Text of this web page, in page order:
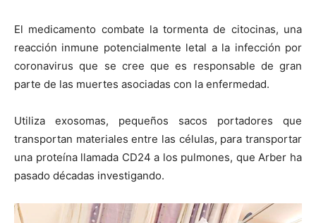
El medicamento combate la tormenta de citocinas, una
reacción inmune potencialmente letal a la infección por
coronavirus que se cree que es responsable de gran
parte de las muertes asociadas con la enfermedad.
Utiliza exosomas, pequeños sacos portadores que
transportan materiales entre las células, para transportar
una proteína llamada CD24 a los pulmones, que Arber ha
pasado décadas investigando.